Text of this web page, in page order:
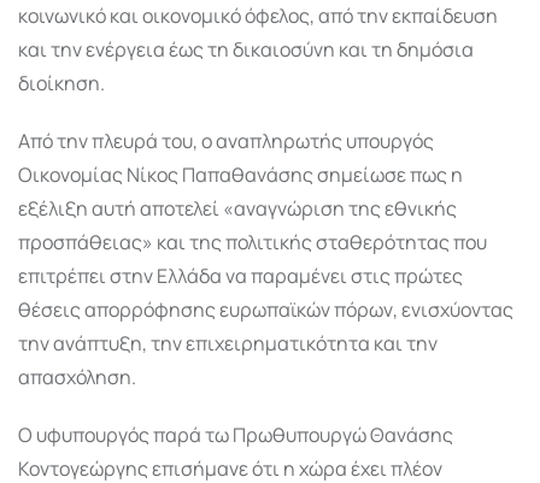
κοινωνικό και οικονομικό όφελος, από την εκπαίδευση
και την ενέργεια έως τη δικαιοσύνη και τη δημόσια
διοίκηση.
Από την πλευρά του, ο αναπληρωτής υπουργός
Οικονομίας Νίκος Παπαθανάσης σημείωσε πως η
εξέλιξη αυτή αποτελεί «αναγνώριση της εθνικής
προσπάθειας» και της πολιτικής σταθερότητας που
επιτρέπει στην Ελλάδα να παραμένει στις πρώτες
θέσεις απορρόφησης ευρωπαϊκών πόρων, ενισχύοντας
την ανάπτυξη, την επιχειρηματικότητα και την
απασχόληση.
Ο υφυπουργός παρά τω Πρωθυπουργώ Θανάσης
Κοντογεώργης επισήμανε ότι η χώρα έχει πλέον